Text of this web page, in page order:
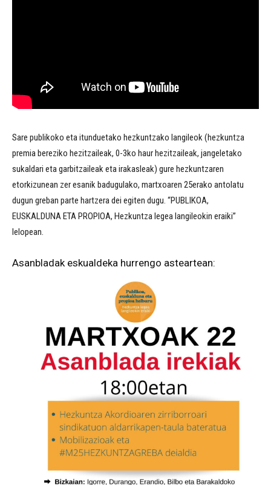
Sare publikoko eta itunduetako hezkuntzako langileok (hezkuntza
premia bereziko hezitzaileak, 0-3ko haur hezitzaileak, jangeletako
sukaldari eta garbitzaileak eta irakasleak) gure hezkuntzaren
etorkizunean zer esanik badugulako, martxoaren 25erako antolatu
dugun greban parte hartzera dei egiten dugu. “PUBLIKOA,
EUSKALDUNA ETA PROPIOA, Hezkuntza legea langileokin eraiki”
lelopean.
Asanbladak eskualdeka hurrengo asteartean: